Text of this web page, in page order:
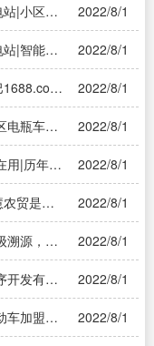
|小区电
？
2022/8/1
|智能充
2022/8/1
1688.com
网店批发
2022/8/1
电瓶车充
2022/8/1
用|历年我
2022/8/1
贸是什
2022/8/1
溯源，没
2022/8/1
开发有哪
2022/8/1
车加盟免
2022/8/1